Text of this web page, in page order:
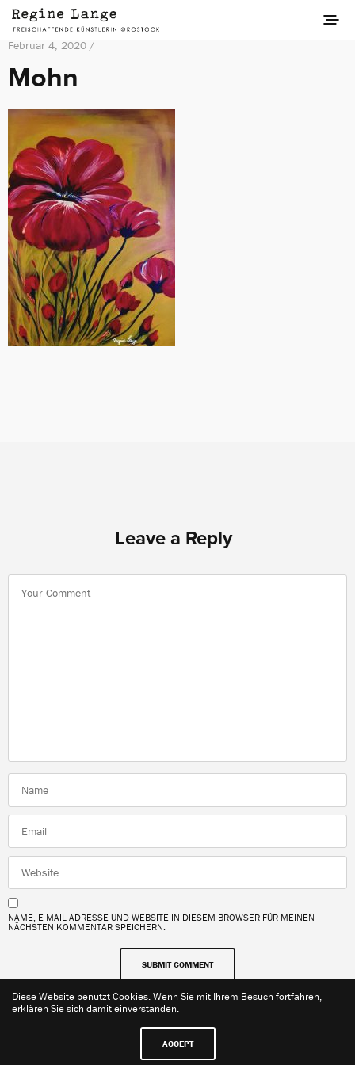
Februar 4, 2020 /
Mohn
Leave a Reply
NAME, E-MAIL-ADRESSE UND WEBSITE IN DIESEM BROWSER FÜR MEINEN
NÄCHSTEN KOMMENTAR SPEICHERN.
Impressum Datenschutzerklärung
Diese Website benutzt Cookies. Wenn Sie mit Ihrem Besuch fortfahren,
erklären Sie sich damit einverstanden.
ACCEPT